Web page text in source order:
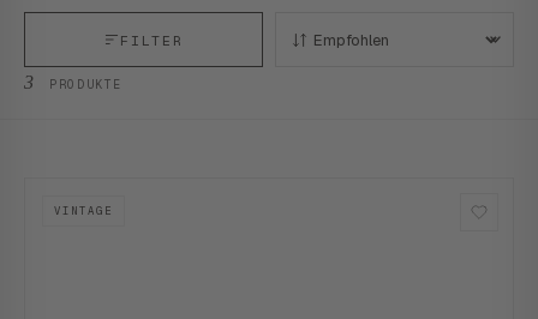
3 PRODUKTE
FILTER SORTIEREN:
VINTAGE